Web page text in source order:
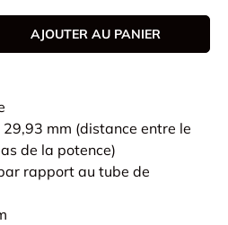
AJOUTER AU PANIER
mm (distance entre le
de la potence)
rapport au tube de